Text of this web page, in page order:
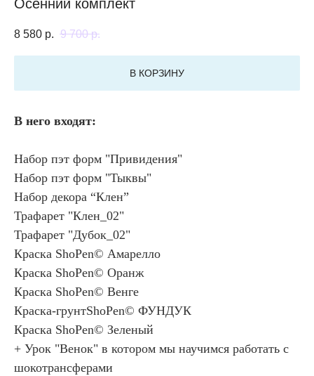
Осенний комплект
8 580 р. 9 700 р.
В КОРЗИНУ
В него входят:
Набор пэт форм "Привидения"
Набор пэт форм "Тыквы"
Набор декора “Клен”
Трафарет "Клен_02"
Трафарет "Дубок_02"
Краска ShoPen© Амарелло
Краска ShoPen© Оранж
Краска ShoPen© Венге
Краска-грунтShoPen© ФУНДУК
Краска ShoPen© Зеленый
+ Урок "Венок" в котором мы научимся работать с
шокотрансферами